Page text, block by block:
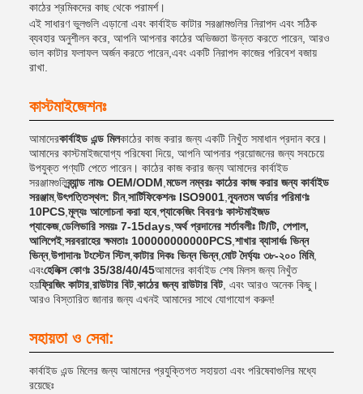
কাঠের শ্রমিকদের কাছ থেকে পরামর্শ।
এই সাধারণ ভুলগুলি এড়ানো এবং কার্বাইড কাটার সরঞ্জামগুলির নিরাপদ এবং সঠিক
ব্যবহার অনুশীলন করে, আপনি আপনার কাঠের অভিজ্ঞতা উন্নত করতে পারেন, আরও
ভাল কাটার ফলাফল অর্জন করতে পারেন,এবং একটি নিরাপদ কাজের পরিবেশ বজায়
রাখা.
কাস্টমাইজেশনঃ
আমাদেরকার্বাইড এন্ড মিলকাঠের কাজ করার জন্য একটি নিখুঁত সমাধান প্রদান করে।
আমাদের কাস্টমাইজযোগ্য পরিষেবা দিয়ে, আপনি আপনার প্রয়োজনের জন্য সবচেয়ে
উপযুক্ত পণ্যটি পেতে পারেন। কাঠের কাজ করার জন্য আমাদের কার্বাইড
সরঞ্জামগুলিব্র্যান্ড নামঃ OEM/ODM মডেল নম্বরঃ কাঠের কাজ করার জন্য কার্বাইড
সরঞ্জাম,উৎপত্তিস্থল: চীন,সার্টিফিকেশনঃ ISO9001 ন্যূনতম অর্ডার পরিমাণঃ
10PCS মূল্যঃ আলোচনা করা হবে প্যাকেজিং বিবরণঃ কাস্টমাইজড
প্যাকেজ,ডেলিভারি সময়ঃ 7-15days অর্থ প্রদানের শর্তাবলীঃ টি/টি, পেপাল,
আলিপেই,সরবরাহের ক্ষমতাঃ 100000000000PCS শাখার ব্যাসার্ধঃ ভিন্ন
ভিন্ন,উপাদানঃ টংস্টেন স্টিল,কাটার দিকঃ ভিন্ন ভিন্ন,মোট দৈর্ঘ্যঃ ৩৮-২০০ মিমি,
এবংহেলিক্স কোণঃ 35/38/40/45আমাদের কার্বাইড শেষ মিলস জন্য নিখুঁত
হয়ফ্রিজিং কাটার রাউটার বিট,কাঠের জন্য রাউটার বিট, এবং আরও অনেক কিছু।
আরও বিস্তারিত জানার জন্য এখনই আমাদের সাথে যোগাযোগ করুন!
সহায়তা ও সেবা:
কার্বাইড এন্ড মিলের জন্য আমাদের প্রযুক্তিগত সহায়তা এবং পরিষেবাগুলির মধ্যে
রয়েছেঃ